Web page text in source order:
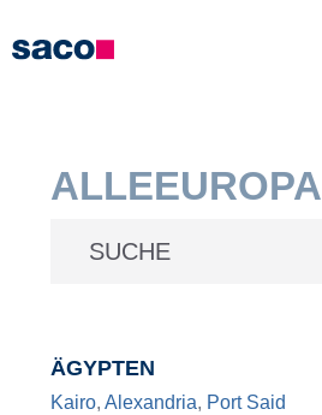
ALLEEUROPA
SUCHE
ÄGYPTEN
Kairo, Alexandria, Port Said